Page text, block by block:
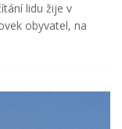
lidu žije v
obyvatel, na